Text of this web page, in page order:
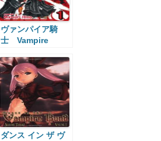
ヴァンパイア騎
士 Vampire
ダンス イン ザ ヴ